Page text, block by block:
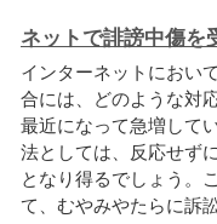
ネットで誹謗中傷を
インターネットにおい
合には、どのような対
最近になって急増して
法としては、反応せず
となり得るでしょう。
て、むやみやたらに訴